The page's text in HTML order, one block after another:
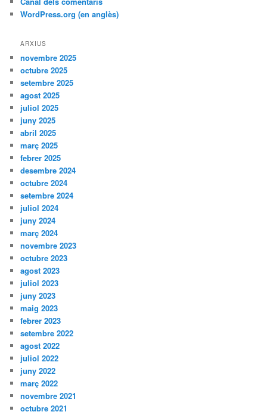
WordPress.org (en anglès)
ARXIUS
novembre 2025
octubre 2025
setembre 2025
agost 2025
juliol 2025
juny 2025
abril 2025
març 2025
febrer 2025
desembre 2024
octubre 2024
setembre 2024
juliol 2024
juny 2024
març 2024
novembre 2023
octubre 2023
agost 2023
juliol 2023
juny 2023
maig 2023
febrer 2023
setembre 2022
agost 2022
juliol 2022
juny 2022
març 2022
novembre 2021
octubre 2021